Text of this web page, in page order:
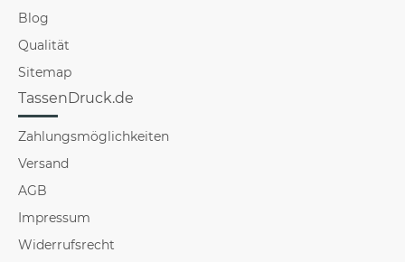
Blog
Qualität
Sitemap
TassenDruck.de
Zahlungsmöglichkeiten
Versand
AGB
Impressum
Widerrufsrecht